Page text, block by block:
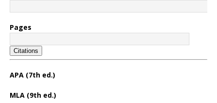
Pages
Citations
APA (7th ed.)
MLA (9th ed.)